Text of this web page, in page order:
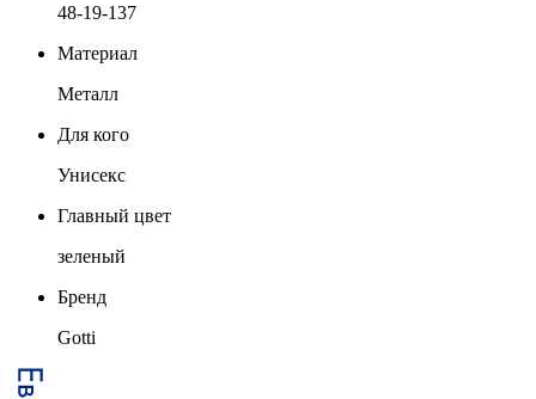
48-19-137
Материал
Металл
Для кого
Унисекс
Главный цвет
зеленый
Бренд
Gotti